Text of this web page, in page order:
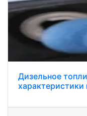
Дизельное